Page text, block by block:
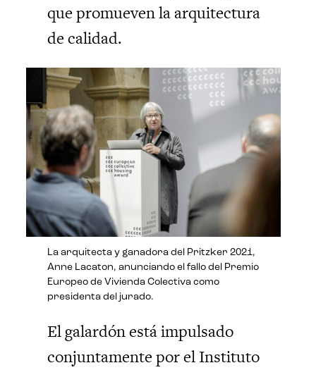
que promueven la arquitectura
de calidad.
La arquitecta y ganadora del Pritzker 2021,
Anne Lacaton, anunciando el fallo del Premio
Europeo de Vivienda Colectiva como
presidenta del jurado.
El galardón está impulsado
conjuntamente por el Instituto